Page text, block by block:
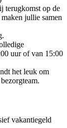
terugkomst op de
jullie samen
uur of van 15:00
het leuk om
vakantiegeld